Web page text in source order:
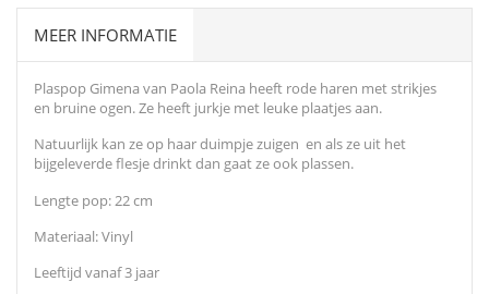
MEER INFORMATIE
Plaspop Gimena van Paola Reina heeft rode haren met strikjes
en bruine ogen. Ze heeft jurkje met leuke plaatjes aan.
Natuurlijk kan ze op haar duimpje zuigen en als ze uit het
bijgeleverde flesje drinkt dan gaat ze ook plassen.
Lengte pop: 22 cm
Materiaal: Vinyl
Leeftijd vanaf 3 jaar